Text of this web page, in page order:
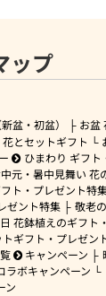
ップ
盆・初盆）
お盆
とセットギフト
ひまわり ギフト
元・暑中見舞い 花
ト・プレゼント特
ゼント特集
敬老
花鉢植えのギフト
ギフト・プレゼン
キャンペーン
ラボキャンペーン
ン